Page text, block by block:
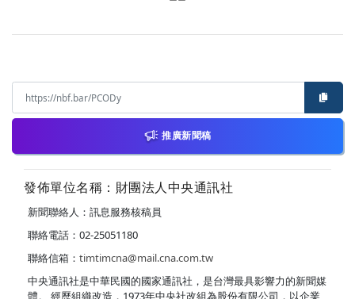
推廣新聞稿
發佈單位名稱：財團法人中央通訊社
新聞聯絡人：訊息服務核稿員
聯絡電話：02-25051180
聯絡信箱： timtimcna@mail.cna.com.tw
中央通訊社是中華民國的國家通訊社，是台灣最具影響力的新聞媒
體。 經歷組織改造，1973年中央社改組為股份有限公司，以企業